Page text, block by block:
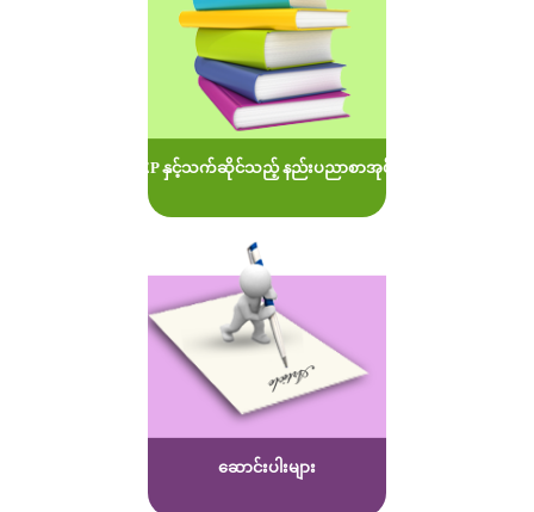
MOEP နှင့်သက်ဆိုင်သည့် နည်းပညာစာအုပ်များ
ဆောင်းပါးများ